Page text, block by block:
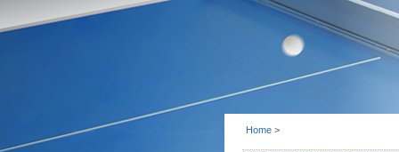
Home >